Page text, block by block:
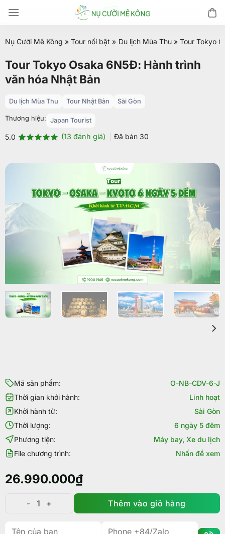
đến
dung
Nụ Cười Mê Kông » Tour nổi bật » Du lịch Mùa Thu » Tour Tokyo
Tour Tokyo Osaka 6N5Đ: Hành trình
văn hóa Nhật Bản
Du lịch Mùa Thu Tour Nhật Bản Sài Gòn
Thương hiệu: Japan Tourist
5.0 (13 đánh giá) Đã bán 30
Mã sản phẩm:
O-NB-CDV-6-J
Thời gian khởi hành:
Linh hoạt
Khởi hành từ:
Sài Gòn
Thời lượng:
6 ngày 5 đêm
Phương tiện:
Máy bay, Xe du lịch
File chương trình:
Nhấn để xem
26.990.000₫
Tour Tokyo Osaka 6N5Đ: Hành trình văn hóa Nhật
Thêm vào giỏ hàng